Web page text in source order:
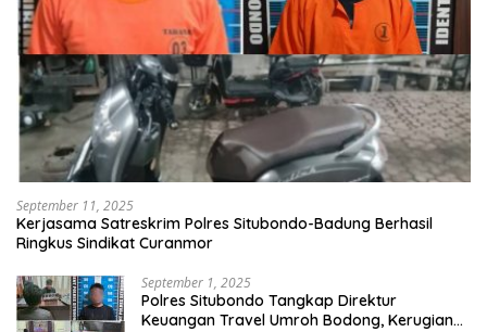
September 11, 2025
Kerjasama Satreskrim Polres Situbondo-Badung Berhasil
Ringkus Sindikat Curanmor
September 1, 2025
Polres Situbondo Tangkap Direktur
Keuangan Travel Umroh Bodong, Kerugian